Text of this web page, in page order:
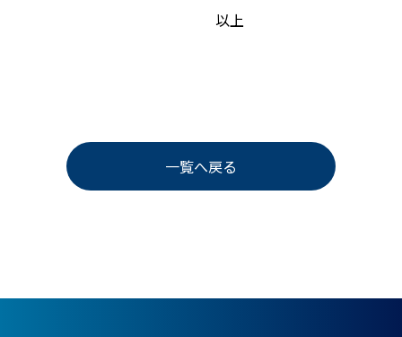
以上
一覧へ戻る